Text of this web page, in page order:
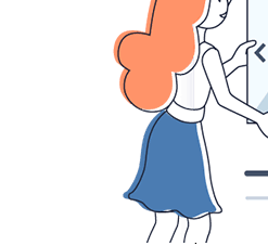
Un des
être très
Chaque
organise avec
exceptionnel